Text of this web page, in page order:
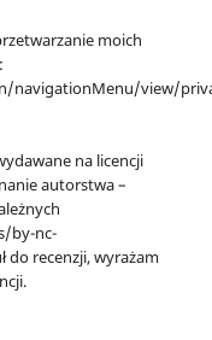
moich
navigationMenu/view/
na licencji
autorstwa –
by-nc-
do recenzji, wyrażam